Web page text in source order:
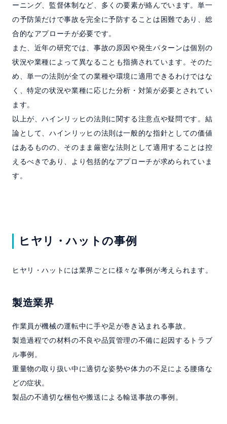
ーニング、監督体制など、多くの要素が絡んでいます。単一
の予防策だけで事故を完全に予防することは困難であり、総
合的なアプローチが必要です。
また、近年の研究では、事故の原因や発生パターンは個別の
状況や業種によって異なることも指摘されています。そのた
め、単一の法則が全ての業種や環境に適用できるわけではな
く、特定の状況や業種に応じた分析・対策が必要とされてい
ます。
以上が、ハインリッヒの法則に関する注意点や疑問です。結
論として、ハインリッヒの法則は一般的な指針としての価値
はあるものの、そのまま厳密な法則として適用することは控
えるべきであり、より包括的なアプローチが求められていま
す。
ヒヤリ・ハットの事例
ヒヤリ・ハットには業界ごとに様々な事例が考えられます。
製造業界
作業員が機械の運転中に手や足が巻き込まれる事故。
製造過程での材料の不良や品質管理の不備に起因するトラブ
ル事例。
重量物の取り扱い中に適切な姿勢や体力の不足による腰痛な
どの症状。
製品の不適切な梱包や搬送による輸送事故の事例。